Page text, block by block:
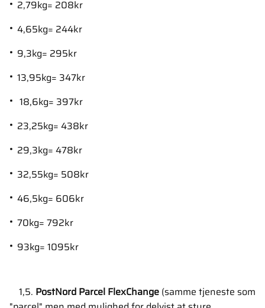
2,79kg= 208kr
4,65kg= 244kr
9,3kg= 295kr
13,95kg= 347kr
18,6kg= 397kr
23,25kg= 438kr
29,3kg= 478kr
32,55kg= 508kr
46,5kg= 606kr
70kg= 792kr
93kg= 1095kr
1,5. PostNord Parcel FlexChange (samme tjeneste som